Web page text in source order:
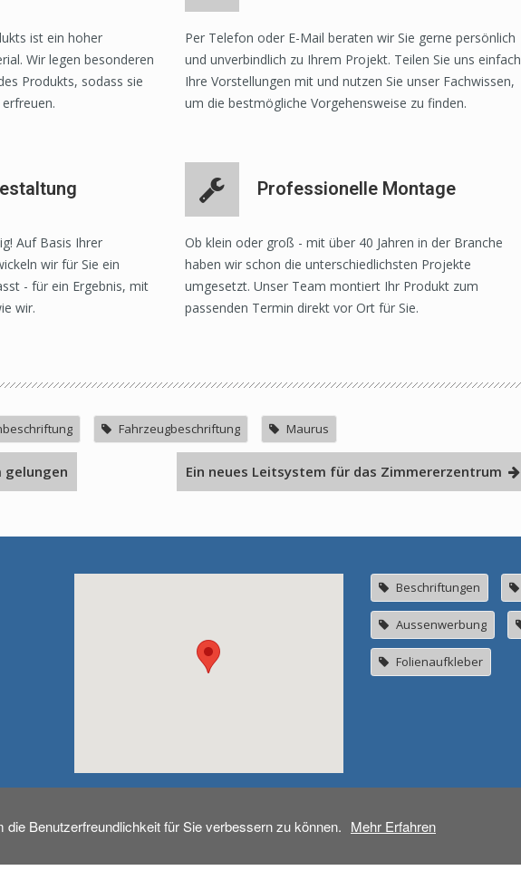
Benutzerfreundlichkeit für Sie verbessern zu können. Mehr Erfahren
ist ein hoher
Wir legen besonderen
Produkts, sodass sie
Per Telefon oder E-Mail beraten wir Sie gerne persönlich
und unverbindlich zu Ihrem Projekt. Teilen Sie uns einfach
Ihre Vorstellungen mit und nutzen Sie unser Fachwissen,
um die bestmögliche Vorgehensweise zu finden.
Auf Basis Ihrer
wir für Sie ein
- für ein Ergebnis, mit
wir.
Professionelle Montage
Ob klein oder groß - mit über 40 Jahren in der Branche
haben wir schon die unterschiedlichsten Projekte
umgesetzt. Unser Team montiert Ihr Produkt zum
passenden Termin direkt vor Ort für Sie.
Fahrzeugbeschriftung Maurus
gelungen Ein neues Leitsystem für das Zimmererzentrum
Beschriftungen
Aussenwerbung
Folienaufkleber